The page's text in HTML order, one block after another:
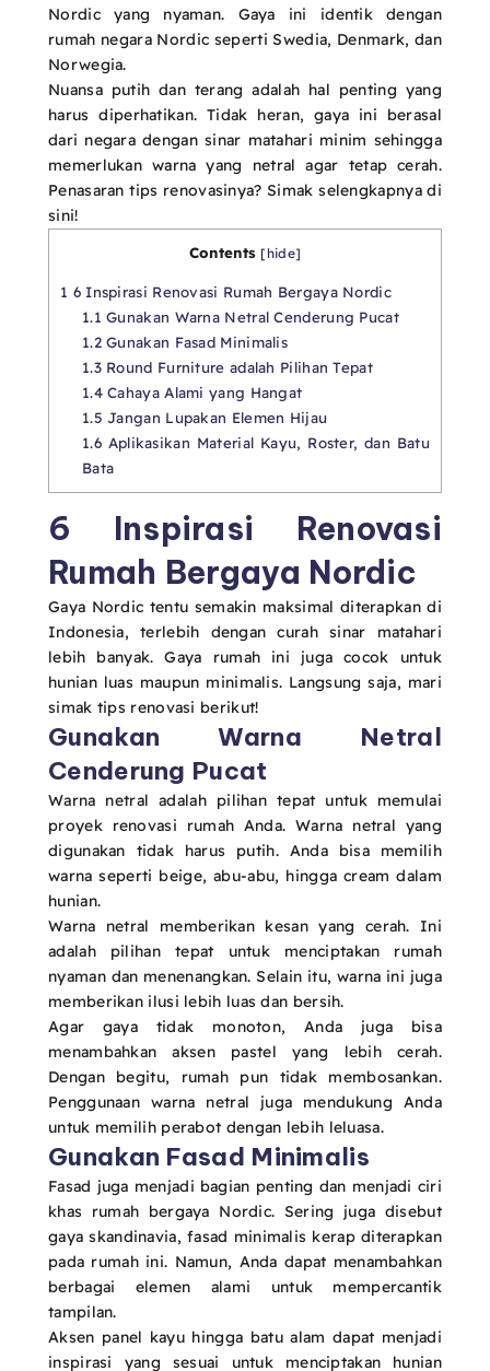
Nordic yang nyaman. Gaya ini identik dengan
rumah negara Nordic seperti Swedia, Denmark, dan
Norwegia.
Nuansa putih dan terang adalah hal penting yang
harus diperhatikan. Tidak heran, gaya ini berasal
dari negara dengan sinar matahari minim sehingga
memerlukan warna yang netral agar tetap cerah.
Penasaran tips renovasinya? Simak selengkapnya di
sini!
Contents [hide]
1 6 Inspirasi Renovasi Rumah Bergaya Nordic
1.1 Gunakan Warna Netral Cenderung Pucat
1.2Gunakan Fasad Minimalis
1.3Round Furniture adalah Pilihan Tepat
1.4Cahaya Alami yang Hangat
1.5 Jangan Lupakan Elemen Hijau
1.6Aplikasikan Material Kayu, Roster, dan Batu
Bata
6 Inspirasi Renovasi
Rumah Bergaya Nordic
Gaya Nordic tentu semakin maksimal diterapkan di
Indonesia, terlebih dengan curah sinar matahari
lebih banyak. Gaya rumah ini juga cocok untuk
hunian luas maupun minimalis. Langsung saja, mari
simak tips renovasi berikut!
Gunakan Warna Netral
Cenderung Pucat
Warna netral adalah pilihan tepat untuk memulai
proyek renovasi rumah Anda. Warna netral yang
digunakan tidak harus putih. Anda bisa memilih
warna seperti beige, abu-abu, hingga cream dalam
hunian.
Warna netral memberikan kesan yang cerah. Ini
adalah pilihan tepat untuk menciptakan rumah
nyaman dan menenangkan. Selain itu, warna ini juga
memberikan ilusi lebih luas dan bersih.
Agar gaya tidak monoton, Anda juga bisa
menambahkan aksen pastel yang lebih cerah.
Dengan begitu, rumah pun tidak membosankan.
Penggunaan warna netral juga mendukung Anda
untuk memilih perabot dengan lebih leluasa.
Gunakan Fasad Minimalis
Fasad juga menjadi bagian penting dan menjadi ciri
khas rumah bergaya Nordic. Sering juga disebut
gaya skandinavia, fasad minimalis kerap diterapkan
pada rumah ini. Namun, Anda dapat menambahkan
berbagai elemen alami untuk mempercantik
tampilan.
Aksen panel kayu hingga batu alam dapat menjadi
inspirasi yang sesuai untuk menciptakan hunian